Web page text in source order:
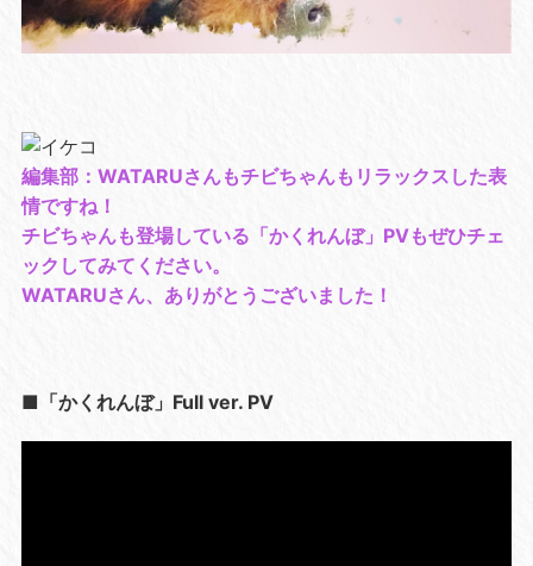
編集部：WATARUさんもチビちゃんもリラックスした表
情ですね！
チビちゃんも登場している「かくれんぼ」PVもぜひチェ
ックしてみてください。
WATARUさん、ありがとうございました！
■「かくれんぼ」Full ver. PV